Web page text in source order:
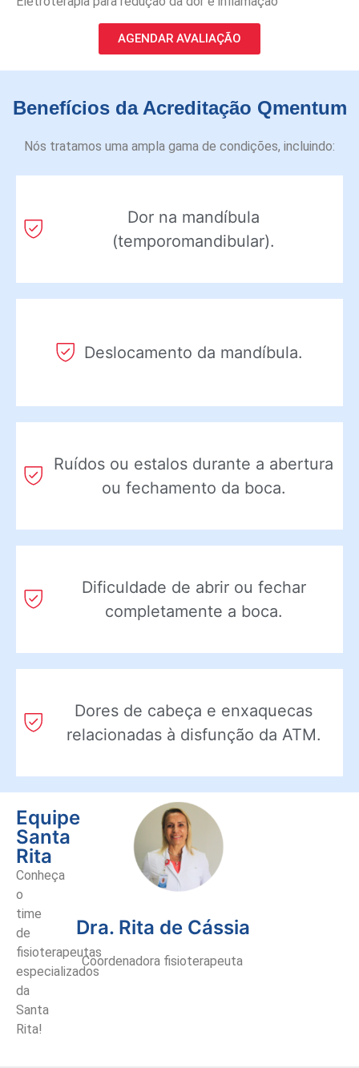
AGENDAR AVALIAÇÃO
Benefícios da Acreditação Qmentum
Nós tratamos uma ampla gama de condições, incluindo:
Dor na mandíbula
(temporomandibular).
Deslocamento da mandíbula.
Ruídos ou estalos durante a abertura
ou fechamento da boca.
Dificuldade de abrir ou fechar
completamente a boca.
Dores de cabeça e enxaquecas
relacionadas à disfunção da ATM.
Equipe
Santa
Rita
Conheça
o
time
de
fisioterapeutas
especializados
da
Santa
Rita!
Dra. Rita de Cássia
Coordenadora fisioterapeuta